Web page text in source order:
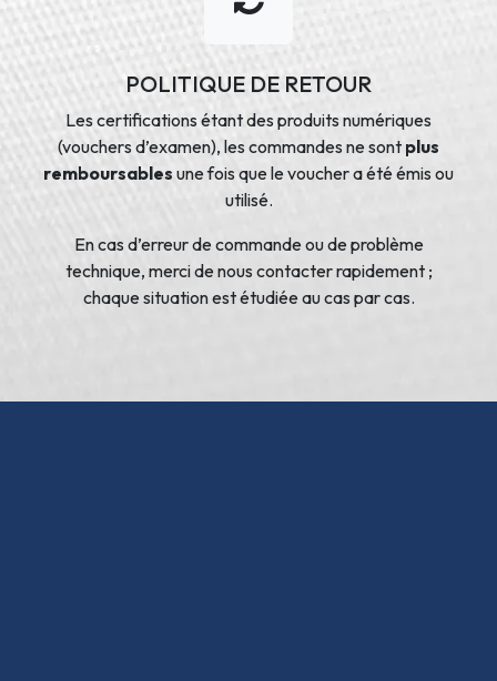
POLITIQUE DE RETOUR
Les certifications étant des produits numériques
(vouchers d’examen), les commandes ne sont plus
remboursables une fois que le voucher a été émis ou
utilisé.
En cas d’erreur de commande ou de problème
technique, merci de nous contacter rapidement ;
chaque situation est étudiée au cas par cas.